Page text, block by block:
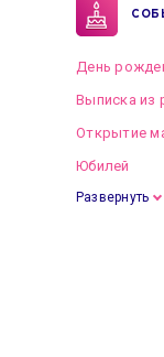
День
Выписка из
Открытие
Юбилей
Развернуть